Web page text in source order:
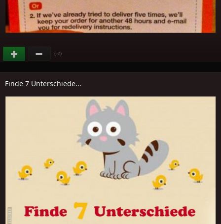
(+8)
Finde 7 Unterschiede...